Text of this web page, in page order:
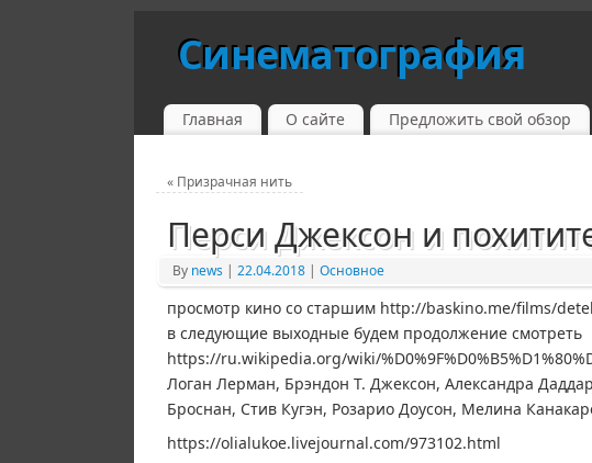
Синематография
Главная О сайте Предложить свой обзор
« Призрачная нить
Перси Джексон и
By news | 22.04.2018 | Основное
просмотр кино со старшим http://baskino.me/films/
в следующие выходные будем продолжение смотреть
https://ru.wikipedia.org/wiki/
Логан Лерман, Брэндон Т. Джексон, Александра
Броснан, Стив Кугэн, Розарио Доусон, Мелина
https://olialukoe.livejournal.com/973102.html